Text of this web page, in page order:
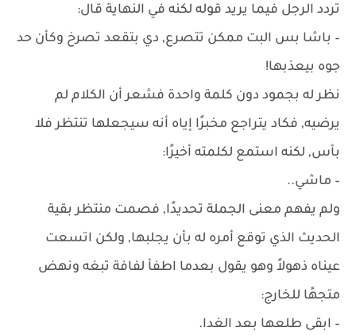
تردد الرجل فيما يريد قوله لكنه في النهاية قال:
– باشا بس البت ممكن تتصرع, دي بتقعد تصرخ وكأن حد
جوه بيعذبها!
نظر له بجمود دون كلمة واحدة فشعر أن الكلام لم
يرضيه, فكاد يتراجع مخبرًا إياه أنه سيجعلها تنتظر فلا
بأس, لكنه استمع لكلمته أخيرًا:
– ماشي..
ولم يفهم معنى الجملة تحديدًا, فصمت منتظر بقية
الحديث الذي توقع أمره له بأن يجلبها, ولكن اتسعت
عيناه ذهولاً وهو يقول بعدما اطفأ لفافة تبغه ونهض
متجهًا للخارج:
– ابقى طلعها بعد الغدا.